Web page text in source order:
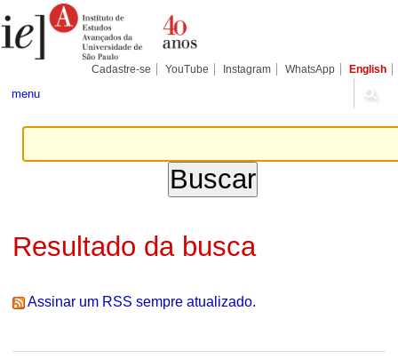
para
conteúdo.
Pessoais
Cadastre-se YouTube Instagram WhatsApp English
menu
Resultado da busca
Assinar um RSS sempre atualizado.